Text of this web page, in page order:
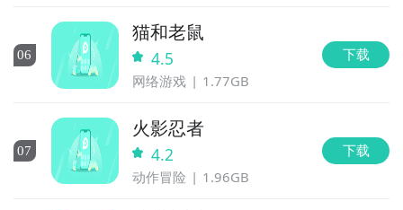
06
猫和老鼠
4.5
网络游戏 1.77GB
下载
07
火影忍者
4.2
动作冒险 1.96GB
下载